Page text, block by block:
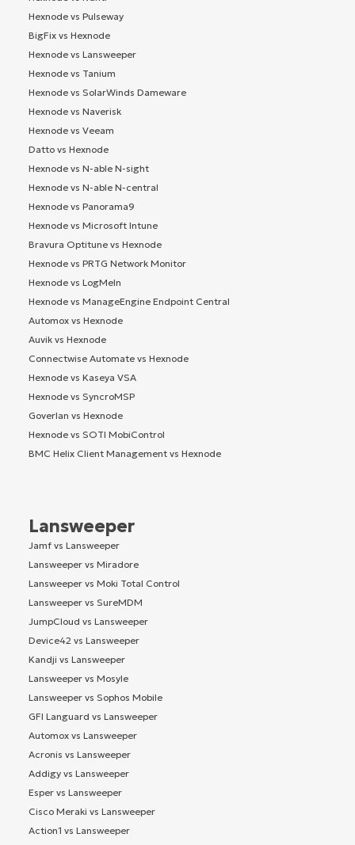
Hexnode vs Pulseway
BigFix vs Hexnode
Hexnode vs Lansweeper
Hexnode vs Tanium
Hexnode vs SolarWinds Dameware
Hexnode vs Naverisk
Hexnode vs Veeam
Datto vs Hexnode
Hexnode vs N-able N-sight
Hexnode vs N-able N-central
Hexnode vs Panorama9
Hexnode vs Microsoft Intune
Bravura Optitune vs Hexnode
Hexnode vs PRTG Network Monitor
Hexnode vs LogMeIn
Hexnode vs ManageEngine Endpoint Central
Automox vs Hexnode
Auvik vs Hexnode
Connectwise Automate vs Hexnode
Hexnode vs Kaseya VSA
Hexnode vs SyncroMSP
Goverlan vs Hexnode
Hexnode vs SOTI MobiControl
BMC Helix Client Management vs Hexnode
Lansweeper
Jamf vs Lansweeper
Lansweeper vs Miradore
Lansweeper vs Moki Total Control
Lansweeper vs SureMDM
JumpCloud vs Lansweeper
Device42 vs Lansweeper
Kandji vs Lansweeper
Lansweeper vs Mosyle
Lansweeper vs Sophos Mobile
GFI Languard vs Lansweeper
Automox vs Lansweeper
Acronis vs Lansweeper
Addigy vs Lansweeper
Esper vs Lansweeper
Cisco Meraki vs Lansweeper
Action1 vs Lansweeper